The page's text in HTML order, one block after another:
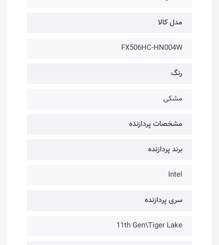
مدل کالا
FX506HC-HN004W
رنگ
مشکی
مشخصات پردازنده
برند پردازنده
Intel
سری پردازنده
11th Gen\Tiger Lake